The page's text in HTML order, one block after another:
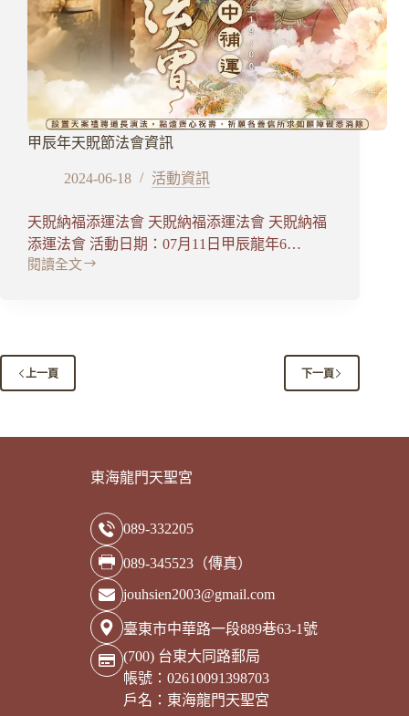
甲辰年天貺節法會資訊
2024-06-18 活動資訊
天貺納福添運法會 天貺納福添運法會 天貺納福
添運法會 活動日期：07月11日甲辰龍年6…
閱讀全文
甲
節
法
上一頁 下一頁
東海龍門天聖宮
089-332205
089-345523（傳真）
jouhsien2003@gmail.com
臺東市中華路一段889巷63-1號
(700) 台東大同路郵局
帳號：02610091398703
戶名：東海龍門天聖宮